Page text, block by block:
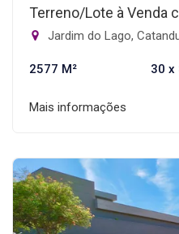
Terreno/Lote à Venda
Jardim do Lago,
2577 M² 30 x
Mais informações